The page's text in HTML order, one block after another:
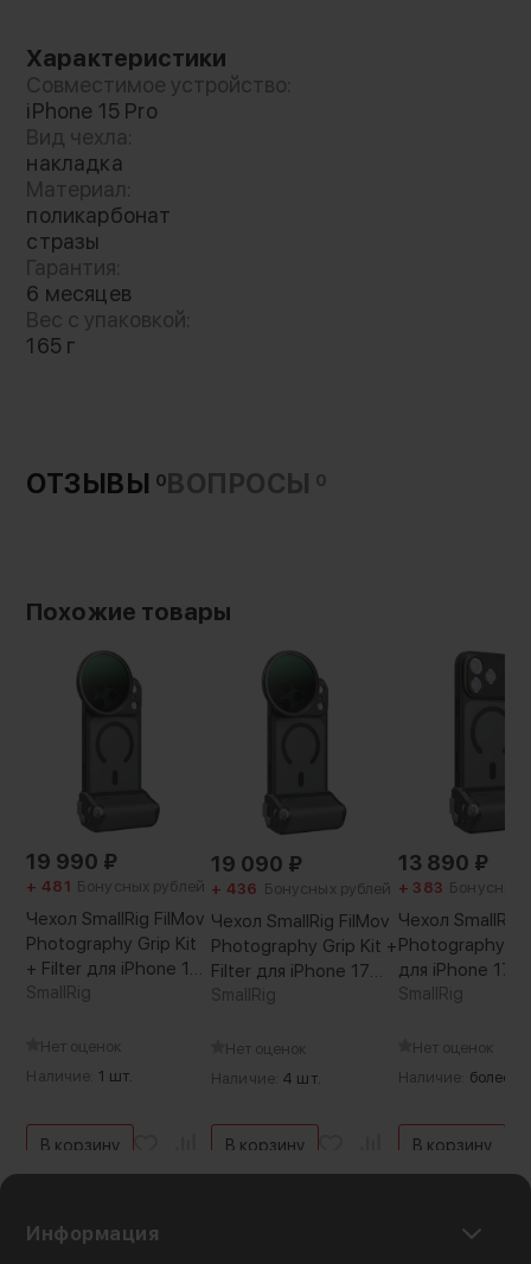
Special Version
Специальная версия изящного чехла-
накладки серии Wish инкрустированный
особыми стразами, доставленными прямиком
из Австрии. Прозрачная спинка выполнена из
возвышается вокруг камеры на 1.2мм, а по
периметру дисплея на 0.8мм, благодаря чему
исключен шанс поцарапать их поверхность,
если положить гаджет на стол
Характеристики
Совместимое устройство:
iPhone 15 Pro
Вид чехла:
накладка
Материал:
поликарбонат
стразы
Гарантия:
6 месяцев
Вес с упаковкой:
165 г
ОТЗЫВЫ 0ВОПРОСЫ 0
Похожие товары
19 990 ₽
+ 481 Бонусных рублей
Чехол SmallRig FilMov
Photography Grip Kit
+ Filter для iPhone 17
Pro Max
SmallRig
Нет оценок
Наличие: 1 шт.
В корзину
19 090 ₽
+ 436 Бонусных рублей
Чехол SmallRig FilMov
Photography Grip Kit +
Filter для iPhone 17
Pro
SmallRig
Нет оценок
Наличие: 4 шт.
В корзину
13 890 ₽
+ 383 Бонусных
Чехол SmallRig
Photography
для iPhone 17
SmallRig
Нет оценок
Наличие: более 5
В корзину
Информация